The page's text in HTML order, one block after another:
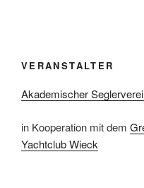
VERANSTALTER
Akademischer
in Kooperation mit dem
Yachtclub Wieck